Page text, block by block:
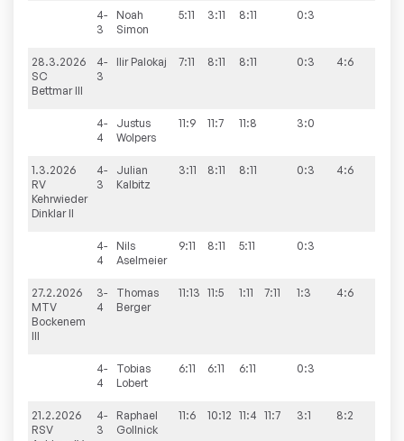
4-
3
Noah
Simon
5:11 3:11 8:11 0:3
28.3.2026
SC
Bettmar III
4-
3
Ilir Palokaj 7:11 8:11 8:11 0:3 4:6
4-
4
Justus
Wolpers
11:9 11:7 11:8 3:0
1.3.2026
RV
Kehrwieder
Dinklar II
4-
3
Julian
Kalbitz
3:11 8:11 8:11 0:3 4:6
4-
4
Nils
Aselmeier
9:11 8:11 5:11 0:3
27.2.2026
MTV
Bockenem
III
3-
4
Thomas
Berger
11:13 11:5 1:11 7:11 1:3 4:6
4-
4
Tobias
Lobert
6:11 6:11 6:11 0:3
21.2.2026
RSV
4-
3
Raphael
Gollnick
11:6 10:12 11:4 11:7 3:1 8:2